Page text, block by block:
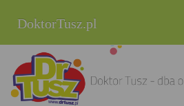
DoktorTusz.pl
tel. 857 337 337
Strona główna